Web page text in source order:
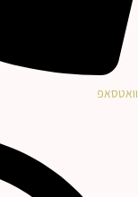
וואטסאפ